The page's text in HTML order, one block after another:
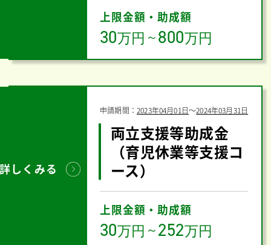
上限金額・助成額
30万円 ～800万円
詳しくみる
申請期間：2023年04月01日〜2024年03月31日
両立支援等助成金
（育児休業等支援コ
ース）
上限金額・助成額
30万円 ～252万円